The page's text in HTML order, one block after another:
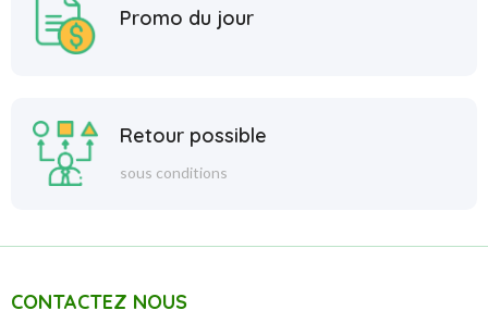
Promo du jour
Retour possible
sous conditions
CONTACTEZ NOUS